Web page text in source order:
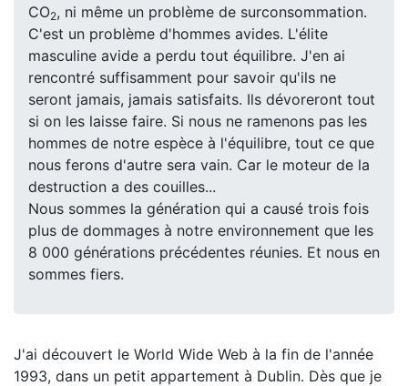
CO2, ni même un problème de surconsommation.
C'est un problème d'hommes avides. L'élite
masculine avide a perdu tout équilibre. J'en ai
rencontré suffisamment pour savoir qu'ils ne
seront jamais, jamais satisfaits. Ils dévoreront tout
si on les laisse faire. Si nous ne ramenons pas les
hommes de notre espèce à l'équilibre, tout ce que
nous ferons d'autre sera vain. Car le moteur de la
destruction a des couilles...
Nous sommes la génération qui a causé trois fois
plus de dommages à notre environnement que les
8 000 générations précédentes réunies. Et nous en
sommes fiers.
J'ai découvert le World Wide Web à la fin de l'année
1993, dans un petit appartement à Dublin. Dès que je